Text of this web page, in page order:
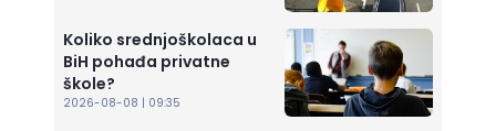
Koliko srednjoškolaca u
BiH pohađa privatne
škole?
2026-08-08 | 09:35